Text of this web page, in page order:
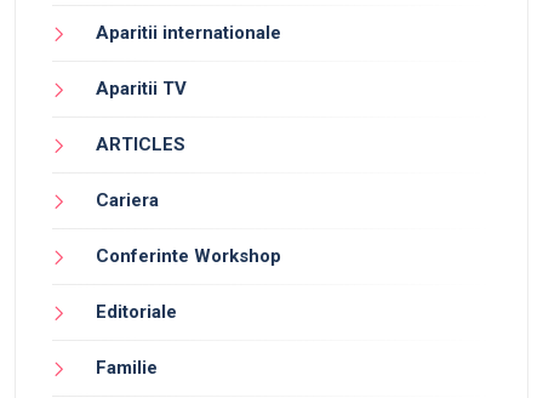
Aparitii internationale
Aparitii TV
ARTICLES
Cariera
Conferinte Workshop
Editoriale
Familie